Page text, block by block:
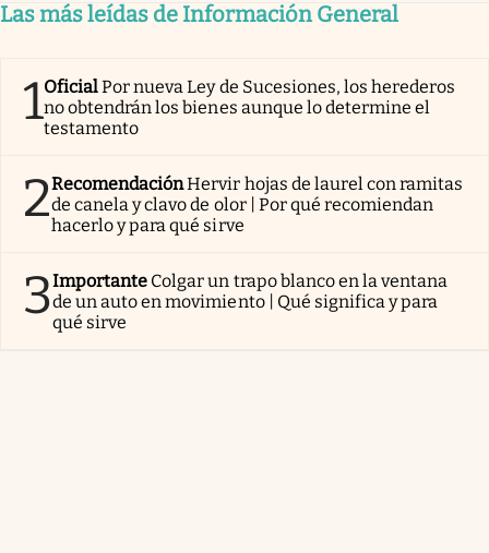
Las más leídas de Información General
1OficialPor nueva Ley de Sucesiones, los herederos
no obtendrán los bienes aunque lo determine el
testamento
2RecomendaciónHervir hojas de laurel con ramitas
de canela y clavo de olor | Por qué recomiendan
hacerlo y para qué sirve
3Importante Colgar un trapo blanco en la ventana
de un auto en movimiento | Qué significa y para
qué sirve